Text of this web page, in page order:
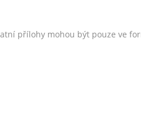
přílohy mohou být pouze ve